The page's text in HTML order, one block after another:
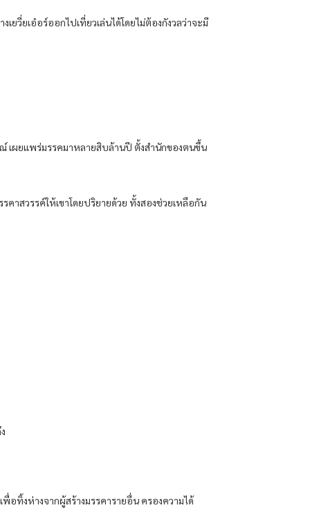
วี่ยเอ๋อร์ออกไปเที่ยวเล่นได้โดยไม่ต้องกังวลว่าจะมี
เผยแพร่มรรคมาหลายสิบล้านปี ตั้งสำนักของตนขึ้น
าสวรรค์ให้เขาโดยปริยายด้วย ทั้งสองช่วยเหลือกัน
ทิ้งห่างจากผู้สร้างมรรคารายอื่น ครองความได้